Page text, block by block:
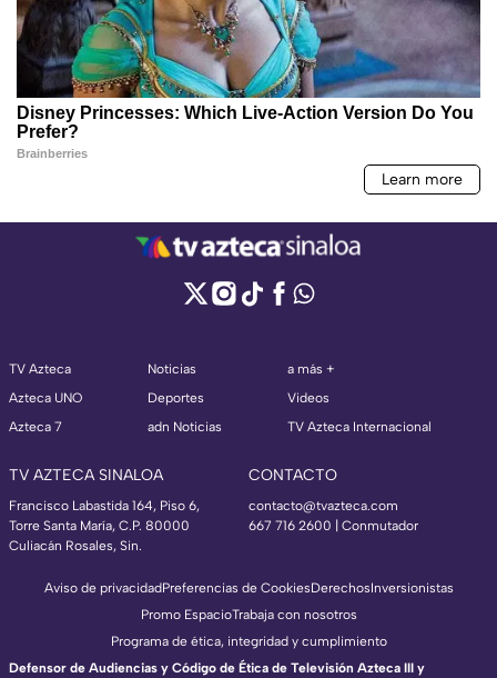
TV Azteca
Azteca UNO
Azteca 7
Noticias
Deportes
adn Noticias
a más +
Videos
TV Azteca Internacional
TV AZTECA SINALOA
Francisco Labastida 164, Piso 6,
Torre Santa María, C.P. 80000
Culiacán Rosales, Sin.
CONTACTO
contacto@tvazteca.com
667 716 2600 | Conmutador
Aviso de privacidadPreferencias de CookiesDerechosInversionistas
Promo EspacioTrabaja con nosotros
Programa de ética, integridad y cumplimiento
Defensor de Audiencias y Código de Ética de Televisión Azteca III y